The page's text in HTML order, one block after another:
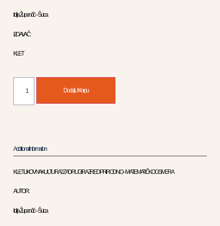
lidija Župančić – Šuica
IZDAVAČ :
KLET
Dodaj U Korpu
Additional Information
KLET LIKOVNA KULTURA 2 ZA DRUGI RAZRED PRIRODNO – MATEMATIČKOG SMERA
AUTOR :
lidija Župančić – Šuica